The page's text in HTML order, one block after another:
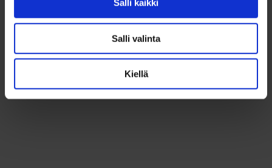
Salli kaikki
Salli valinta
Kiellä
Summer jobs, Byström team